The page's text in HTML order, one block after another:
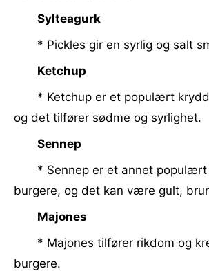
Sylteagurk
* Pickles gir en syrlig og salt
Ketchup
* Ketchup er et populært
og det tilfører sødme og syrlighet.
Sennep
* Sennep er et annet
burgere, og det kan være gult,
Majones
* Majones tilfører rikdom og
burgere.